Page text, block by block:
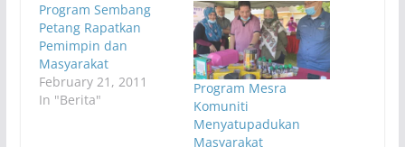
Program Sembang
Petang Rapatkan
Pemimpin dan
Masyarakat
February 21, 2011
In "Berita"
Program Mesra
Komuniti
Menyatupadukan
Masyarakat